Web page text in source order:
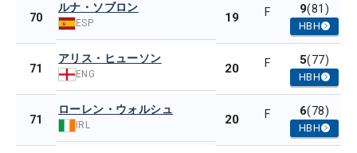
70
ルナ・ソブロン
ESP 19 F 9(81)
HBH
71
アリス・ヒューソン
ENG 20 F 5(77)
HBH
71
ローレン・ウォルシュ
IRL 20 F 6(78)
HBH